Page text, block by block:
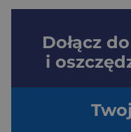
Dołącz do
i